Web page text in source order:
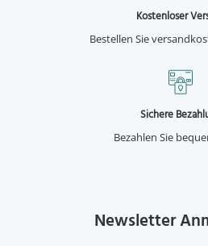
Kostenloser
Bestellen Sie
Sichere
Bezahlen Sie
Newsletter